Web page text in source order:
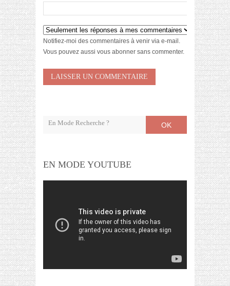
Notifiez-moi des commentaires à venir via e-mail.
Vous pouvez aussi vous abonner sans commenter.
OK
EN MODE YOUTUBE